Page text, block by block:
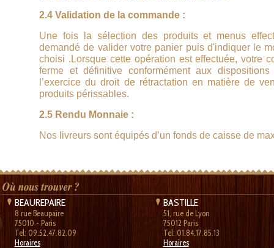
2.4 Validation de la commande :
Une fois la sélection des produits et menus
demandé de valider votre panier puis d'indiquer le
choisi .Lorsque cette opération est effectuée, votre
ferme et définitive conformément aux
l’exercice du droit de rétractation en matière de
produits périssables.
2.5 Rendu Monnaie :
Nos livreurs sont équipés d’un fonds de caisse de
BEAUREPAIRE
8 rue Beaupaire
75010 - Paris
Tel: 09.52.47.82.09
Horaires
BASTILLE
51, rue de Lyon
75012 Paris
Tel: 01.84.17.85.13
Horaires